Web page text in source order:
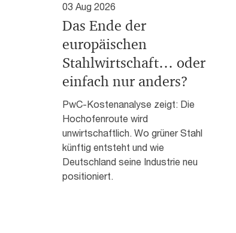
03 Aug 2026
Das Ende der
europäischen
Stahlwirtschaft… oder
einfach nur anders?
PwC-Kostenanalyse zeigt: Die
Hochofenroute wird
unwirtschaftlich. Wo grüner Stahl
künftig entsteht und wie
Deutschland seine Industrie neu
positioniert.